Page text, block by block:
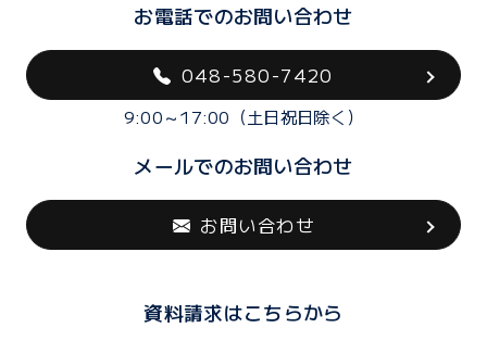
お電話でのお問い合わせ
048-580-7420
9:00～17:00（土日祝日除く）
メールでのお問い合わせ
お問い合わせ
資料請求はこちらから